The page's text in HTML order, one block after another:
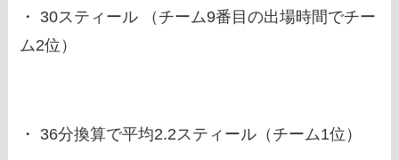
・ 30スティール （チーム9番目の出場時間でチー
ム2位）
・ 36分換算で平均2.2スティール（チーム1位）